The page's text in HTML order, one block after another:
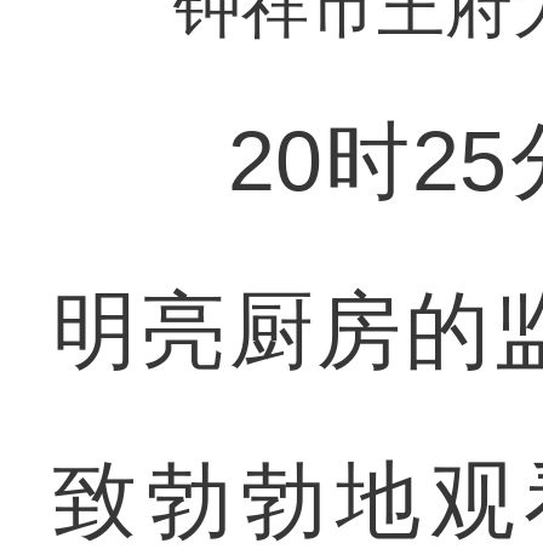
20时25分
明亮厨房的
致勃勃地